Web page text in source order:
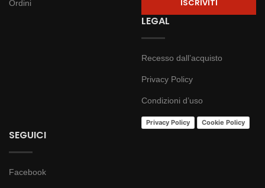
Ordini
LEGAL
Recesso dall’acquisto
Privacy Policy
Condizioni d’uso
Privacy Policy Cookie Policy
SEGUICI
Facebook